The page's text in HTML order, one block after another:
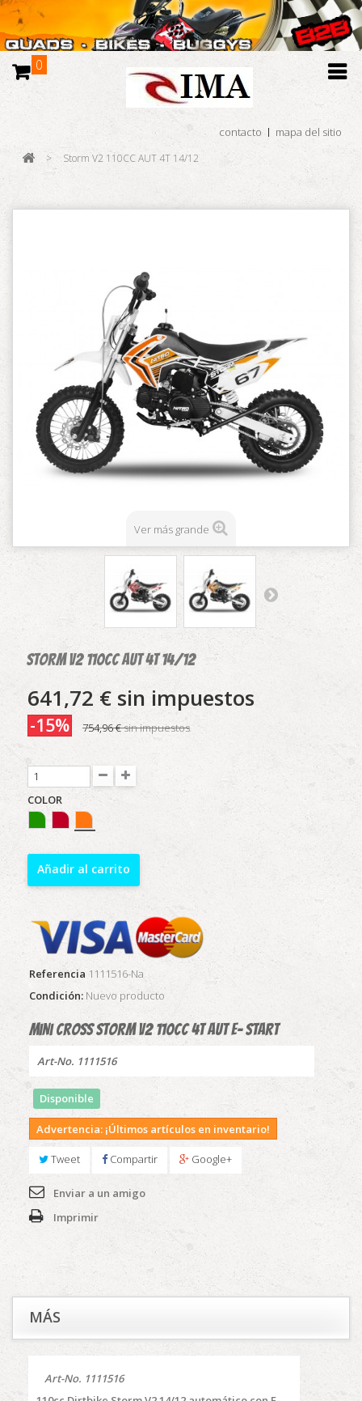
0
contacto mapa del sitio
> Storm V2 110CC AUT 4T 14/12
Ver más grande
Storm V2 110CC AUT 4T 14/12
641,72 € sin impuestos
-15% 754,96 €sin impuestos
COLOR
Añadir al carrito
Referencia 1111516-Na
Condición: Nuevo producto
Mini cross Storm V2 110cc 4t aut E- start
Art-No. 1111516
Disponible
Advertencia: ¡Últimos artículos en inventario!
Tweet Compartir Google+
Enviar a un amigo
Imprimir
MÁS
Art-No. 1111516